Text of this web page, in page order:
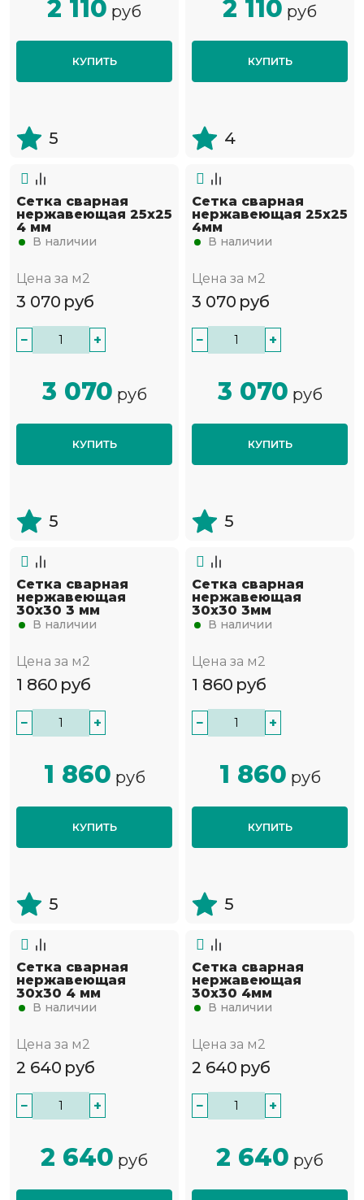
2 110 руб
КУПИТЬ
5
2 110 руб
КУПИТЬ
4
Сетка сварная
нержавеющая 25х25
4 мм
В наличии
Цена за м2
3 070 руб
− +
3 070 руб
КУПИТЬ
5
Сетка сварная
нержавеющая 25х25
4мм
В наличии
Цена за м2
3 070 руб
− +
3 070 руб
КУПИТЬ
5
Сетка сварная
нержавеющая
30х30 3 мм
В наличии
Цена за м2
1 860 руб
− +
1 860 руб
КУПИТЬ
5
Сетка сварная
нержавеющая
30х30 3мм
В наличии
Цена за м2
1 860 руб
− +
1 860 руб
КУПИТЬ
5
Сетка сварная
нержавеющая
30х30 4 мм
В наличии
Цена за м2
2 640 руб
− +
2 640 руб
Сетка сварная
нержавеющая
30х30 4мм
В наличии
Цена за м2
2 640 руб
− +
2 640 руб